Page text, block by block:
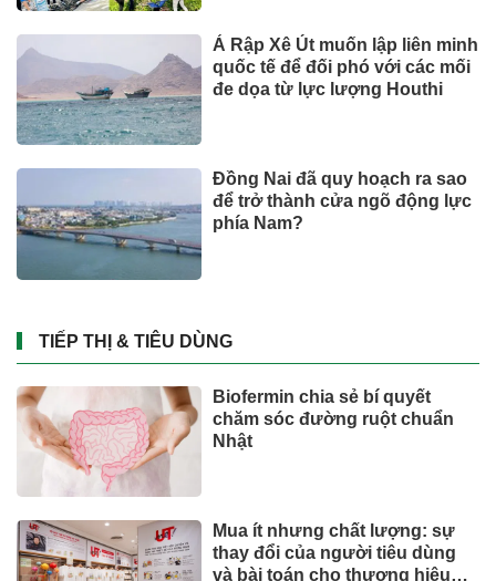
Ả Rập Xê Út muốn lập liên minh
quốc tế để đối phó với các mối
đe dọa từ lực lượng Houthi
Đồng Nai đã quy hoạch ra sao
để trở thành cửa ngõ động lực
phía Nam?
TIẾP THỊ & TIÊU DÙNG
Biofermin chia sẻ bí quyết
chăm sóc đường ruột chuẩn
Nhật
Mua ít nhưng chất lượng: sự
thay đổi của người tiêu dùng
và bài toán cho thương hiệu